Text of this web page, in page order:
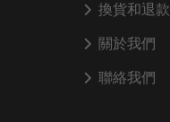
換貨和退款
關於我們
聯絡我們